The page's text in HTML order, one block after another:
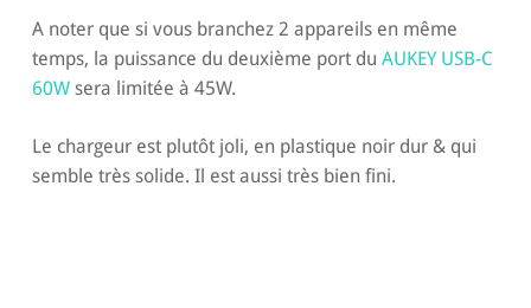
A noter que si vous branchez 2 appareils en même
temps, la puissance du deuxième port du AUKEY USB-C
60Wsera limitée à 45W.
Le chargeur est plutôt joli, en plastique noir dur & qui
semble très solide. Il est aussi très bien fini.